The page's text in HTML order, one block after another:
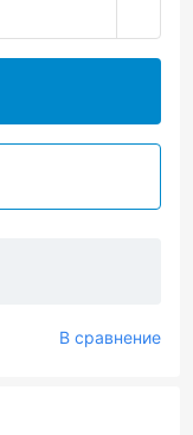
В сравнение